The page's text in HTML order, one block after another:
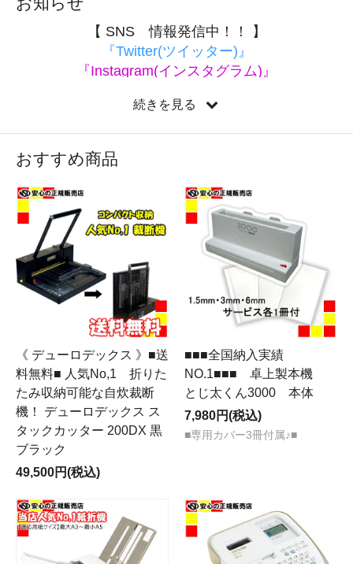
【 SNS 情報発信中！！ 】
『Twitter(ツイッター)』
『Instagram(インスタグラム)』
『Facebook(フェイスブック)』
にて随時情報を発信しております。
是非、フォロー、お友達登録をお願いします”
お買い得情報・製品情報・日々のつぶやき など
等、ご提供させて頂いております！！
■株式会社南信堂 本店がリニューアルしました。アドレ
スが変更されました。
続きを見る
おすすめ商品
《 デューロデックス 》■送
料無料■ 人気No,1 折りた
たみ収納可能な自炊裁断
機！ デューロデックス ス
タックカッター 200DX 黒
ブラック
49,500円(税込)
■■■全国納入実績
NO.1■■■ 卓上製本機
とじ太くん3000 本体
7,980円(税込)
■専用カバー3冊付属♪■